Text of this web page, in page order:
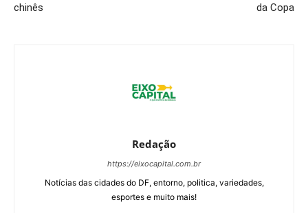
chinês
da Copa
Redação
https://eixocapital.com.br
Notícias das cidades do DF, entorno, politica, variedades,
esportes e muito mais!